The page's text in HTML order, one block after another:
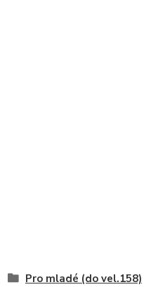
Pro mladé (do vel.158)